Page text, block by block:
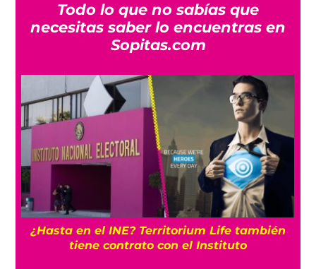
Todo lo que no sabías que
necesitas saber lo encuentras en
Sopitas.com
¿Hasta en el INE? Territorium Life también
tiene contrato con el Instituto